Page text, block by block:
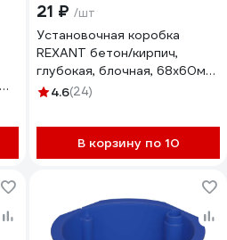
21 ₽ /шт
Установочная коробка
REXANT бетон/кирпич,
глубокая, блочная, 68х60мм,
С3М4 28-3047
4.6(24)
В корзину по 10